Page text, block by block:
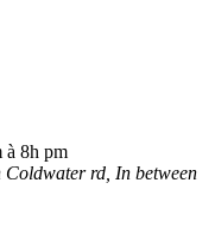
à 8h pm
rd, In between